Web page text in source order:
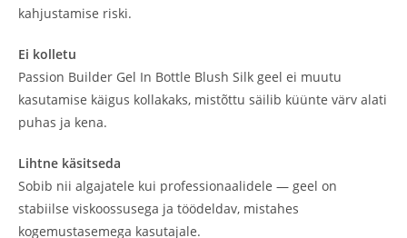
kahjustamise riski.
Ei kolletu
Passion Builder Gel In Bottle Blush Silk geel ei muutu
kasutamise käigus kollakaks, mistõttu säilib küünte värv alati
puhas ja kena.
Lihtne käsitseda
Sobib nii algajatele kui professionaalidele — geel on
stabiilse viskoossusega ja töödeldav, mistahes
kogemustasemega kasutajale.